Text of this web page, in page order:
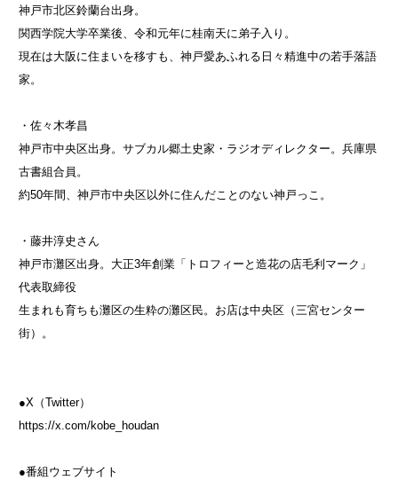
神戸市北区鈴蘭台出身。
関西学院大学卒業後、令和元年に桂南天に弟子入り。
現在は大阪に住まいを移すも、神戸愛あふれる日々精進中の若手落語
家。
・佐々木孝昌
神戸市中央区出身。サブカル郷土史家・ラジオディレクター。兵庫県
古書組合員。
約50年間、神戸市中央区以外に住んだことのない神戸っこ。
・藤井淳史さん
神戸市灘区出身。大正3年創業「トロフィーと造花の店毛利マーク」
代表取締役
生まれも育ちも灘区の生粋の灘区民。お店は中央区（三宮センター
街）。
●X（Twitter）
https://x.com/kobe_houdan
●番組ウェブサイト